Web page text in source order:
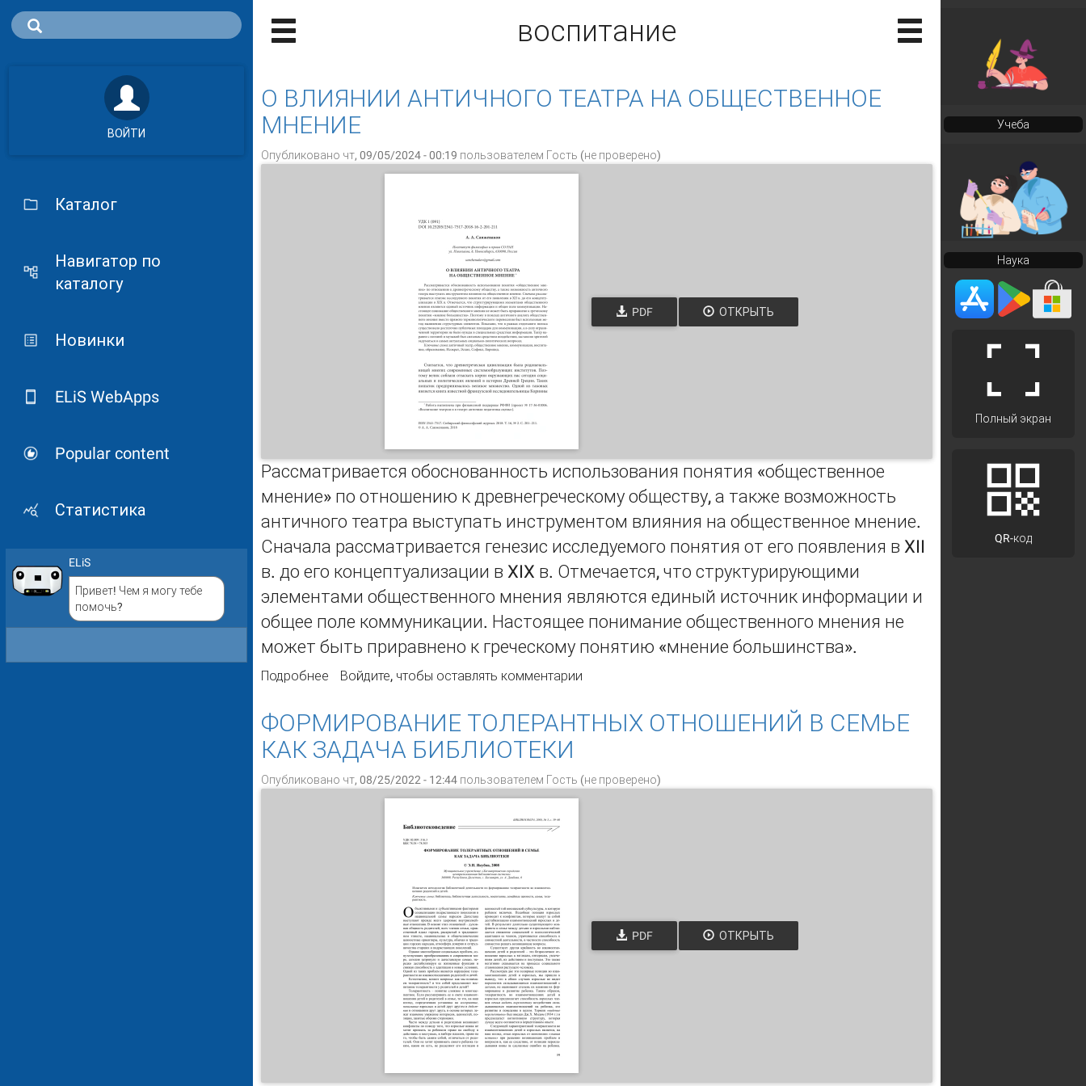
ВОЙТИ
Каталог
Навигатор по
каталогу
Новинки
ELiS WebApps
Popular content
Статистика
ELiS
Привет! Чем я могу тебе
помочь?
воспитание
О ВЛИЯНИИ АНТИЧНОГО ТЕАТРА НА ОБЩЕСТВЕННОЕ
МНЕНИЕ
Опубликовано чт, 09/05/2024 - 00:19 пользователем Гость (не проверено)
PDF ОТКРЫТЬ
Рассматривается обоснованность использования понятия «общественное
мнение» по отношению к древнегреческому обществу, а также возможность
античного театра выступать инструментом влияния на общественное мнение.
Сначала рассматривается генезис исследуемого понятия от его появления в XII
в. до его концептуализации в XIX в. Отмечается, что структурирующими
элементами общественного мнения являются единый источник информации и
общее поле коммуникации. Настоящее понимание общественного мнения не
может быть приравнено к греческому понятию «мнение большинства».
Подробнее о О ВЛИЯНИИ АНТИЧНОГО ТЕАТРА НА ОБЩЕСТВЕННОЕ МНЕНИЕ
Войдите, чтобы оставлять комментарии
ФОРМИРОВАНИЕ ТОЛЕРАНТНЫХ ОТНОШЕНИЙ В СЕМЬЕ
КАК ЗАДАЧА БИБЛИОТЕКИ
Опубликовано чт, 08/25/2022 - 12:44 пользователем Гость (не проверено)
PDF ОТКРЫТЬ
Учеба
Наука
Полный экран
QR-код